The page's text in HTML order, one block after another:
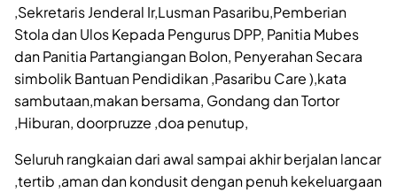
,Sekretaris Jenderal Ir,Lusman Pasaribu,Pemberian
Stola dan Ulos Kepada Pengurus DPP, Panitia Mubes
dan Panitia Partangiangan Bolon, Penyerahan Secara
simbolik Bantuan Pendidikan ,Pasaribu Care ),kata
sambutaan,makan bersama, Gondang dan Tortor
,Hiburan, doorpruzze ,doa penutup,
Seluruh rangkaian dari awal sampai akhir berjalan lancar
,tertib ,aman dan kondusit dengan penuh kekeluargaan